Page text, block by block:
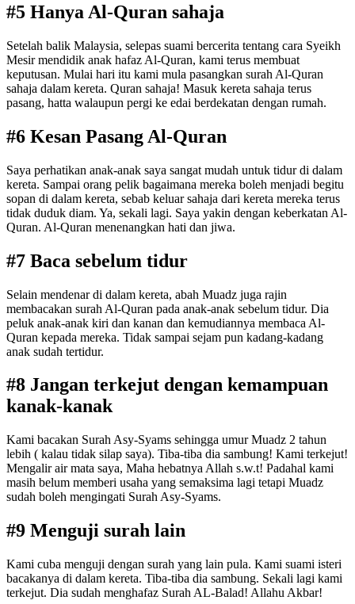
#5 Hanya Al-Quran sahaja
Setelah balik Malaysia, selepas suami bercerita tentang cara Syeikh
Mesir mendidik anak hafaz Al-Quran, kami terus membuat
keputusan. Mulai hari itu kami mula pasangkan surah Al-Quran
sahaja dalam kereta. Quran sahaja! Masuk kereta sahaja terus
pasang, hatta walaupun pergi ke edai berdekatan dengan rumah.
#6 Kesan Pasang Al-Quran
Saya perhatikan anak-anak saya sangat mudah untuk tidur di dalam
kereta. Sampai orang pelik bagaimana mereka boleh menjadi begitu
sopan di dalam kereta, sebab keluar sahaja dari kereta mereka terus
tidak duduk diam. Ya, sekali lagi. Saya yakin dengan keberkatan Al-
Quran. Al-Quran menenangkan hati dan jiwa.
#7 Baca sebelum tidur
Selain mendenar di dalam kereta, abah Muadz juga rajin
membacakan surah Al-Quran pada anak-anak sebelum tidur. Dia
peluk anak-anak kiri dan kanan dan kemudiannya membaca Al-
Quran kepada mereka. Tidak sampai sejam pun kadang-kadang
anak sudah tertidur.
#8 Jangan terkejut dengan kemampuan
kanak-kanak
Kami bacakan Surah Asy-Syams sehingga umur Muadz 2 tahun
lebih ( kalau tidak silap saya). Tiba-tiba dia sambung! Kami terkejut!
Mengalir air mata saya, Maha hebatnya Allah s.w.t! Padahal kami
masih belum memberi usaha yang semaksima lagi tetapi Muadz
sudah boleh mengingati Surah Asy-Syams.
#9 Menguji surah lain
Kami cuba menguji dengan surah yang lain pula. Kami suami isteri
bacakanya di dalam kereta. Tiba-tiba dia sambung. Sekali lagi kami
terkejut. Dia sudah menghafaz Surah AL-Balad! Allahu Akbar!